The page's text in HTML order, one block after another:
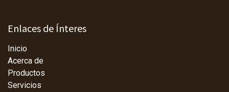
Enlaces de Ínteres
Inicio
Acerca de
Productos
Servicios